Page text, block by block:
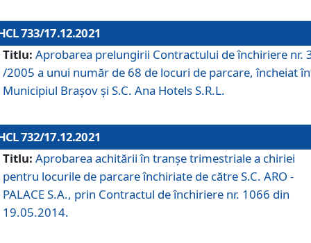
733/17.12.2021
Titlu: Aprobarea prelungirii Contractului de închiriere nr.
/2005 a unui număr de 68 de locuri de parcare, încheiat
Municipiul Braşov şi S.C. Ana Hotels S.R.L.
732/17.12.2021
Titlu: Aprobarea achitării în tranșe trimestriale a chiriei
pentru locurile de parcare închiriate de către S.C. ARO -
PALACE S.A., prin Contractul de închiriere nr. 1066 din
19.05.2014.